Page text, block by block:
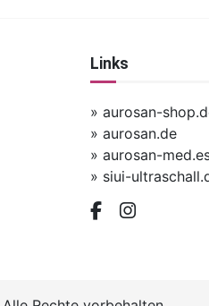
Links
» aurosan-
» aurosan.de
» aurosan-
» siui-